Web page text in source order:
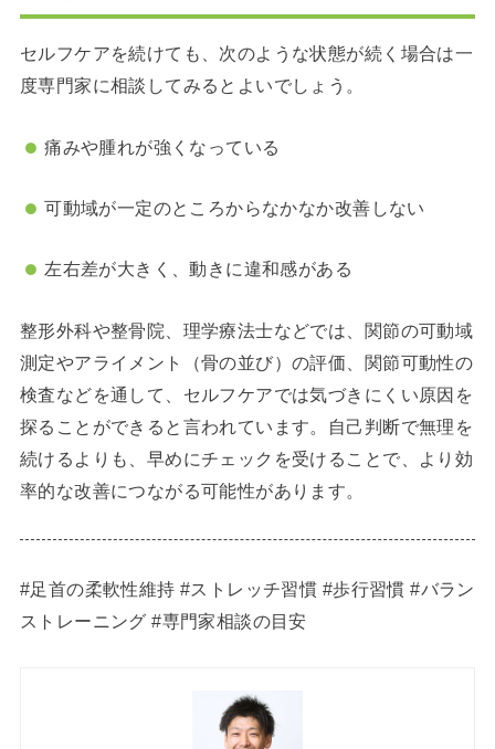
セルフケアを続けても、次のような状態が続く場合は一
度専門家に相談してみるとよいでしょう。
痛みや腫れが強くなっている
可動域が一定のところからなかなか改善しない
左右差が大きく、動きに違和感がある
整形外科や整骨院、理学療法士などでは、関節の可動域
測定やアライメント（骨の並び）の評価、関節可動性の
検査などを通して、セルフケアでは気づきにくい原因を
探ることができると言われています。自己判断で無理を
続けるよりも、早めにチェックを受けることで、より効
率的な改善につながる可能性があります。
#足首の柔軟性維持 #ストレッチ習慣 #歩行習慣 #バラン
ストレーニング #専門家相談の目安